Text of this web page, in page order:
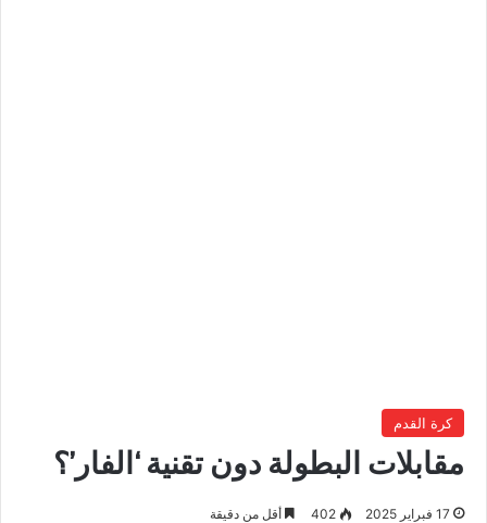
كرة القدم
مقابلات البطولة دون تقنية ‘الفار’؟
17 فبراير 2025 402 أقل من دقيقة